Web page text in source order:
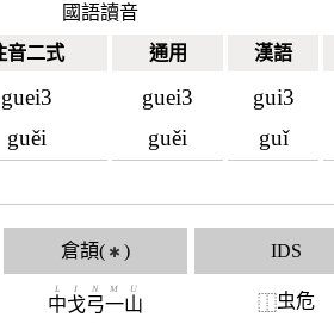
國語讀音
音二式 通用 漢語
guei3
guěi
guei3
guěi
gui3
guǐ
倉頡( ✱ )
中
L
戈
I
弓
N
一
M
山
U
IDS
⿰虫危